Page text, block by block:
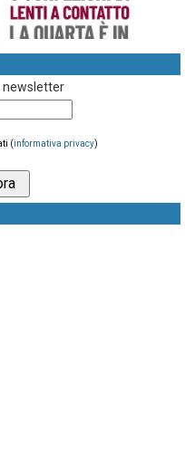
newsletter
(informativa privacy)